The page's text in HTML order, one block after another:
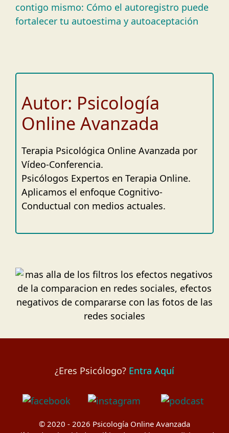
contigo mismo: Cómo el autoregistro puede
fortalecer tu autoestima y autoaceptación
Autor: Psicología
Online Avanzada
Terapia Psicológica Online Avanzada por
Vídeo-Conferencia.
Psicólogos Expertos en Terapia Online.
Aplicamos el enfoque Cognitivo-
Conductual con medios actuales.
¿Eres Psicólogo? Entra Aquí
© 2020 - 2026 Psicología Online Avanzada